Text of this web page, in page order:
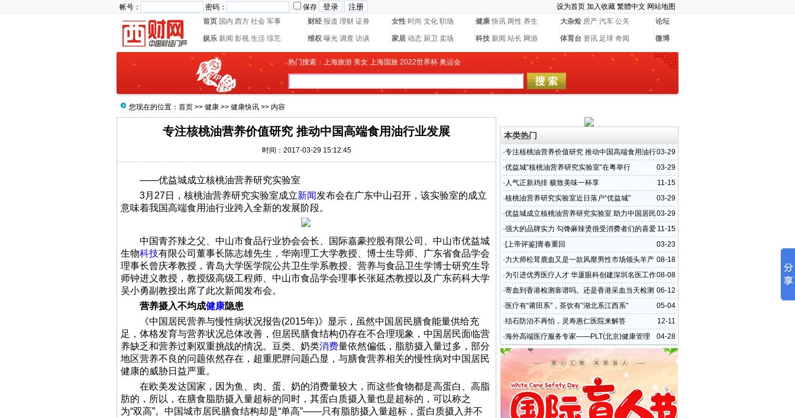
帐号： 密码： 保存 设为首页 加入收藏 繁體中文 网站地图
首页 国内 西方 社会 军事 财经 报道 理财 证券 女性 时尚 文化 职场 健康 快讯 两性 养生 大杂烩 房产 汽车 公关 论坛
娱乐 新闻 影视 生活 综艺 维权 曝光 调查 访谈 家居 动态 厨卫 卖场 科技 新闻 站长 网游 体育台 资讯 足球 奇闻 微博
热门搜索： 上海旅游 美女 上海国旅 2022世界杯 奥运会
您现在的位置： 首页 >> 健康 >> 健康快讯 >> 内容
专注核桃油营养价值研究 推动中国高端食用油行业发展
时间：2017-03-29 15:12:45
——优益城成立核桃油营养研究实验室
3月27日，核桃油营养研究实验室成立新闻发布会在广东中山召开，该实验室的成立
意味着我国高端食用油行业跨入全新的发展阶段。
中国青芥辣之父、中山市食品行业协会会长、国际嘉豪控股有限公司、中山市优益城
生物科技有限公司董事长陈志雄先生，华南理工大学教授、博士生导师、广东省食品学会
理事长曾庆孝教授，青岛大学医学院公共卫生学系教授、营养与食品卫生学博士研究生导
师钟进义教授，教授级高级工程师、中山市食品学会理事长张延杰教授以及广东药科大学
吴小勇副教授出席了此次新闻发布会。
营养摄入不均成健康隐患
《中国居民营养与慢性病状况报告(2015年)》显示，虽然中国居民膳食能量供给充
足，体格发育与营养状况总体改善，但居民膳食结构仍存在不合理现象，中国居民面临营
养缺乏和营养过剩双重挑战的情况。豆类、奶类消费量依然偏低，脂肪摄入量过多，部分
地区营养不良的问题依然存在，超重肥胖问题凸显，与膳食营养相关的慢性病对中国居民
健康的威胁日益严重。
在欧美发达国家，因为鱼、肉、蛋、奶的消费量较大，而这些食物都是高蛋白、高脂
肪的，所以，在膳食脂肪摄入量超标的同时，其蛋白质摄入量也是超标的，可以称之
为“双高”。中国城市居民膳食结构却是“单高”——只有脂肪摄入量超标，蛋白质摄入并不
本类热门
03-29
·专注核桃油营养价值研究 推动中国高端食用油行
业发展
03-29
·优益城“核桃油营养研究实验室”在粤举行
11-15
· 人气正新鸡排 极致美味一杯享
03-29
·核桃油营养研究实验室近日落户“优益城”
03-29
·优益城成立核桃油营养研究实验室 助力中国居民
营养健康改善
11-15
·强大的品牌实力 勾馋麻辣烫很受消费者们的喜爱
03-23
·[上帝评鉴]青春重回
08-18
·力大师松茸鹿血又是一款风靡男性市场领头羊产
品!
08-08
·为引进优秀医疗人才 华厦眼科创建深圳名医工作
室
06-12
·寄血到香港检测靠谱吗。还是香港采血当天检测
靠谱吗。
05-04
· 医疗有“莆田系"，茶饮有”湖北系江西系"
12-11
·结石防治不再怕，灵寿惠仁医院来解答
04-28
·海外高端医疗服务专家——PLT(北京)健康管理
有限公司